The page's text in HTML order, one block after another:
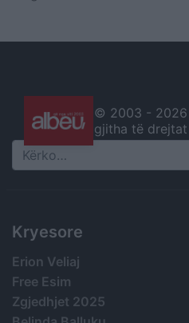
© 2003 -
gjitha të
Search
Kryesore
Erion Veliaj
Free Esim
Zgjedhjet 2025